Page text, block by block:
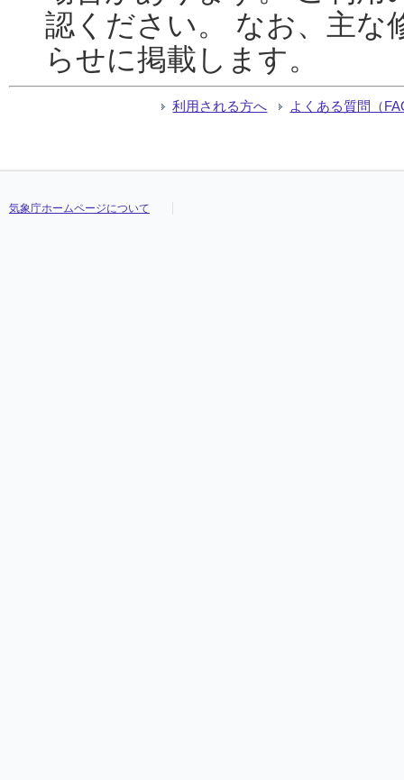
認ください。 なお、主な
らせに掲載します。
利用される方へ よくある質問（
気象庁ホームページについて